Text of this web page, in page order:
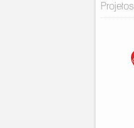
Projetos